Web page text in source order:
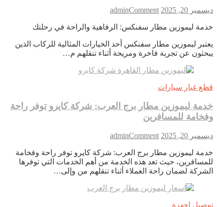
ديسمبر 20, 2025 adminComment
on
ليموزين
سفنكس:
الرفاهية
في
خدمة ليموزين مطار سفنكس: الرفاهية والراحة في رحلتك
يعتبر ليموزين مطار سفنكس أحد الخيارات المثالية للركاب الذين
يبحثون عن تجربة فاخرة ومريحة أثناء تنقلهم م…
قطع غيار سيارات
خدمة ليموزين مطار برج العرب: شركة كايرو توفر راحة
وفخامة للمسافرين
ديسمبر 20, 2025 adminComment
on
ليموزين
مطار
برج
شركة
خدمة ليموزين مطار برج العرب: شركة كايرو توفر راحة وفخامة
للمسافرين، حيث تعد هذه الخدمة من أهم الخدمات التي توفرها
الشركة لضمان راحة العملاء أثناء تنقلهم من وإلى…
توصيل اجهزة